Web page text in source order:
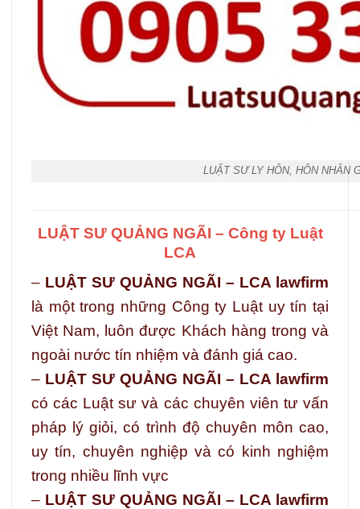
LUẬT SƯ LY HÔN, HÔN NHÂN
LUẬT SƯ QUẢNG NGÃI – Công ty Luật
LCA
– LUẬT SƯ QUẢNG NGÃI – LCA lawfirm
là một trong những Công ty Luật uy tín tại
Việt Nam, luôn được Khách hàng trong và
ngoài nước tín nhiệm và đánh giá cao.
– LUẬT SƯ QUẢNG NGÃI – LCA lawfirm
có các Luật sư và các chuyên viên tư vấn
pháp lý giỏi, có trình độ chuyên môn cao,
uy tín, chuyên nghiệp và có kinh nghiệm
trong nhiều lĩnh vực
– LUẬT SƯ QUẢNG NGÃI – LCA lawfirm